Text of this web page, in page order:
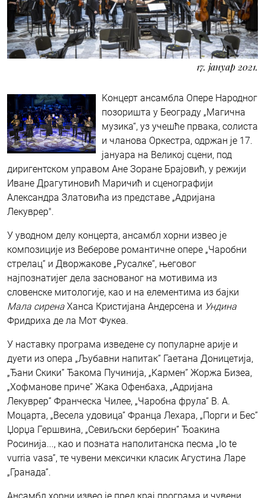
17. јануар 2021.
Kонцерт ансамбла Опере Народног
позоришта у Београду „Магична
музика“, уз учешће првака, солиста
и чланова Оркестра, одржан је 17.
јануара на Великој сцени, под
диригентском управом Ане Зоране Брајовић, у режији
Иване Драгутиновић Маричић и сценографији
Александра Златовића из представе „Адријана
Лекуврер".
У уводном делу концерта, ансамбл хорни извео је
композиције из Веберове романтичне опере „Чаробни
стрелац“ и Дворжакове „Русалке“, његовог
најпознатијег дела заснованог на мотивима из
словенске митологије, као и на елементима из бајки
Мала сирена Ханса Кристијана Андерсена и Ундина
Фридриха де ла Мот Фукеа.
У наставку програма изведене су популарне арије и
дуети из опера „Љубавни напитак” Гаетана Доницетија,
„Ђани Скики” Ђакома Пучинија, „Kармен” Жоржа Бизеа,
„Хофманове приче” Жака Офенбаха, „Адријана
Лекуврер” Франческа Чилее, „Чаробна фрула” В. А.
Моцарта, „Весела удовица” Франца Лехара, „Порги и Бес”
Џорџа Гершвина, „Севиљски берберин” Ђоакина
Росинија..., као и позната наполитанска песма „Io te
vurria vasa”, те чувени мексички класик Агустина Ларе
„Гранада”.
Ансамбл хорни извео је пред крај програма и чувени